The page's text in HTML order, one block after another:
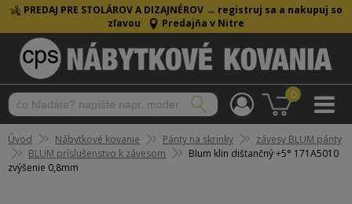
PREDAJ PRE STOLÁROV A DIZAJNÉROV → registruj sa a nakupuj so
zľavou
Predajňa v Nitre
0
Úvod Nábytkové kovanie Pánty na skrinky
závesy BLUM pánty
BLUM príslušenstvo k závesom
Blum klin dištančný +5° 171A5010
zvýšenie 0,8mm